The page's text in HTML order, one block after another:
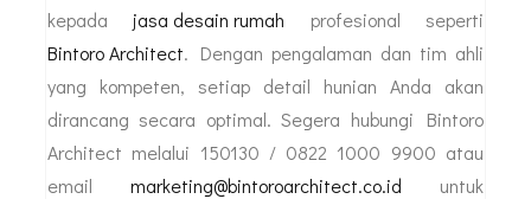
kepada jasa desain rumah profesional seperti
Bintoro Architect. Dengan pengalaman dan tim ahli
yang kompeten, setiap detail hunian Anda akan
dirancang secara optimal. Segera hubungi Bintoro
Architect melalui 150130 / 0822 1000 9900 atau
email marketing@bintoroarchitect.co.id untuk